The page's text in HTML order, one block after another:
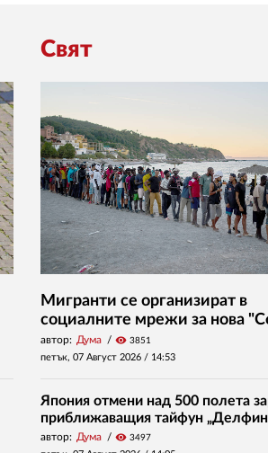
Свят
Мигранти се организират в
социалните мрежи за нова
автор: Дума visibility 3851
петък, 07 Август 2026 / 14:53
Япония отмени над 500 полета
приближаващия тайфун
автор: Дума visibility 3497